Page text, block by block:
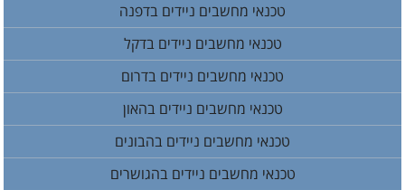
טכנאי מחשבים ניידים בדפנה
טכנאי מחשבים ניידים בדקל
טכנאי מחשבים ניידים בדרום
טכנאי מחשבים ניידים בהאון
טכנאי מחשבים ניידים בהבונים
טכנאי מחשבים ניידים בהגושרים